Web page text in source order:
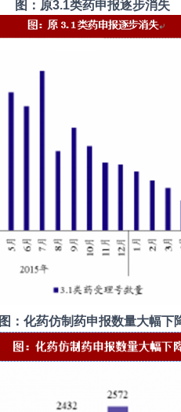
图：原3.1类药申报逐步消失
图：化药仿制药申报数量大幅下